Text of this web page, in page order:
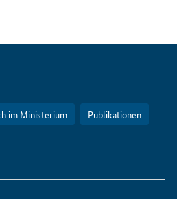
im Ministerium Publikationen